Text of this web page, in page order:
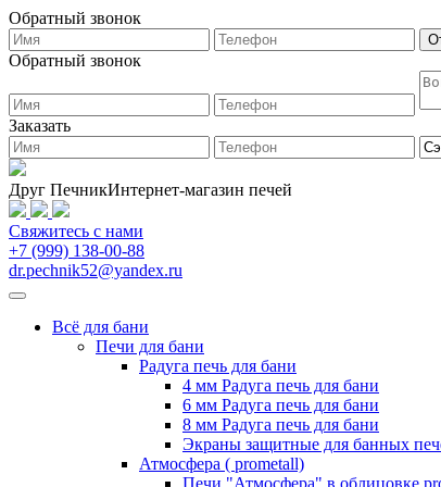
Обратный звонок
Обратный звонок
Заказать
Друг ПечникИнтернет-магазин печей
Свяжитесь с нами
+7 (999) 138-00-88
dr.pechnik52@yandex.ru
Всё для бани
Печи для бани
Радуга печь для бани
4 мм Радуга печь для бани
6 мм Радуга печь для бани
8 мм Радуга печь для бани
Экраны защитные для банных
Атмосфера ( prometall)
Печи "Атмосфера" в облицовке